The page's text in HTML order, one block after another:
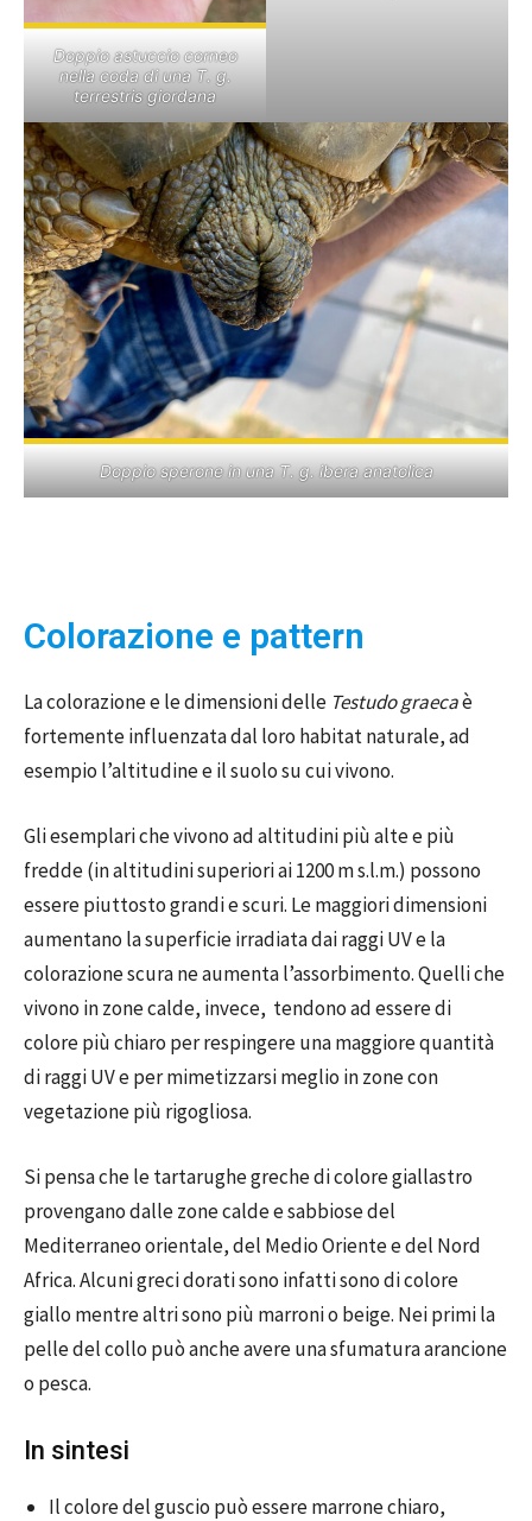
Doppio astuccio corneo
nella coda di una T. g.
terrestris giordana
Doppio sperone in una T. g. ibera anatolica
Colorazione e pattern
La colorazione e le dimensioni delle Testudo graecaè
fortemente influenzata dal loro habitat naturale, ad
esempio l’altitudine e il suolo su cui vivono.
Gli esemplari che vivono ad altitudini più alte e più
fredde (in altitudini superiori ai 1200 m s.l.m.) possono
essere piuttosto grandi e scuri. Le maggiori dimensioni
aumentano la superficie irradiata dai raggi UV e la
colorazione scura ne aumenta l’assorbimento. Quelli che
vivono in zone calde, invece, tendono ad essere di
colore più chiaro per respingere una maggiore quantità
di raggi UV e per mimetizzarsi meglio in zone con
vegetazione più rigogliosa.
Si pensa che le tartarughe greche di colore giallastro
provengano dalle zone calde e sabbiose del
Mediterraneo orientale, del Medio Oriente e del Nord
Africa. Alcuni greci dorati sono infatti sono di colore
giallo mentre altri sono più marroni o beige. Nei primi la
pelle del collo può anche avere una sfumatura arancione
o pesca.
In sintesi
Il colore del guscio può essere marrone chiaro,